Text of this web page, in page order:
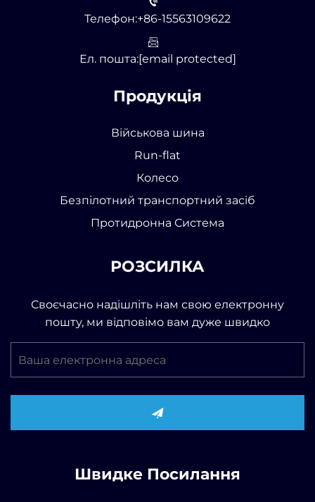
Телефон:+86-15563109622
Ел. пошта:[email protected]
Продукція
Військова шина
Run-flat
Колесо
Безпілотний транспортний засіб
Протидронна Система
РОЗСИЛКА
Своєчасно надішліть нам свою електронну
пошту, ми відповімо вам дуже швидко
Швидке Посилання